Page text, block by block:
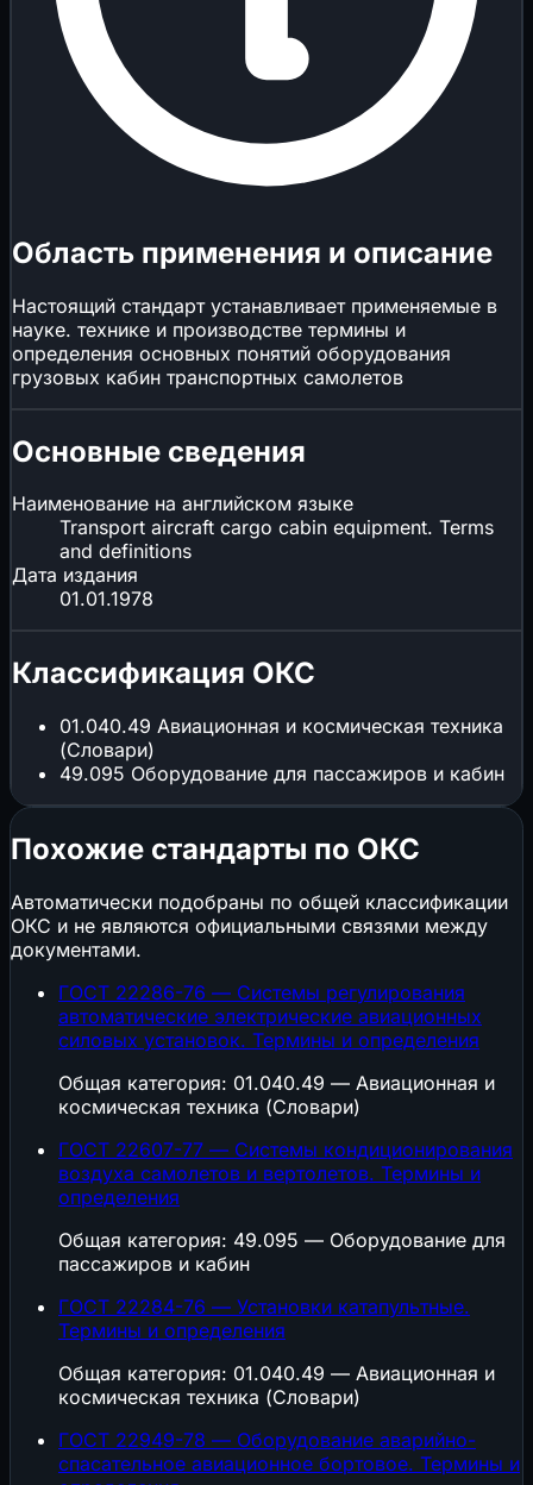
Область применения и описание
Настоящий стандарт устанавливает применяемые в
науке. технике и производстве термины и
определения основных понятий оборудования
грузовых кабин транспортных самолетов
Основные сведения
Наименование на английском языке
Transport aircraft cargo cabin equipment. Terms
and definitions
Дата издания
01.01.1978
Классификация ОКС
01.040.49 Авиационная и космическая техника
(Словари)
49.095 Оборудование для пассажиров и кабин
Похожие стандарты по ОКС
Автоматически подобраны по общей классификации
ОКС и не являются официальными связями между
документами.
ГОСТ 22286-76 — Системы регулирования
автоматические электрические авиационных
силовых установок. Термины и определения
Общая категория: 01.040.49 — Авиационная и
космическая техника (Словари)
ГОСТ 22607-77 — Системы кондиционирования
воздуха самолетов и вертолетов. Термины и
определения
Общая категория: 49.095 — Оборудование для
пассажиров и кабин
ГОСТ 22284-76 — Установки катапультные.
Термины и определения
Общая категория: 01.040.49 — Авиационная и
космическая техника (Словари)
ГОСТ 22949-78 — Оборудование аварийно-
спасательное авиационное бортовое. Термины и